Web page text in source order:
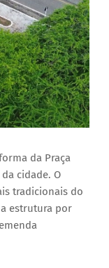
da Praça
cidade. O
tradicionais do
estrutura por